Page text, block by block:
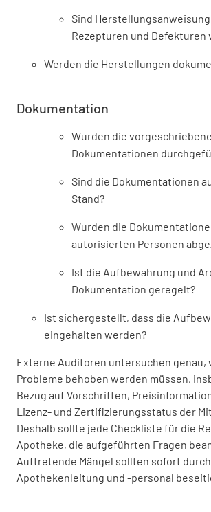
Sind
Rezepturen und Defekturen
Werden die Herstellungen
Dokumentation
Wurden die
Dokumentationen
Sind die Dokumentationen
Stand?
Wurden die
autorisierten Personen
Ist die Aufbewahrung und
Dokumentation geregelt?
Ist sichergestellt, dass die
eingehalten werden?
Externe Auditoren untersuchen genau,
Probleme behoben werden müssen,
Bezug auf Vorschriften,
Lizenz- und Zertifizierungsstatus der
Deshalb sollte jede Checkliste für die
Apotheke, die aufgeführten Fragen
Auftretende Mängel sollten sofort durch
Apothekenleitung und -personal